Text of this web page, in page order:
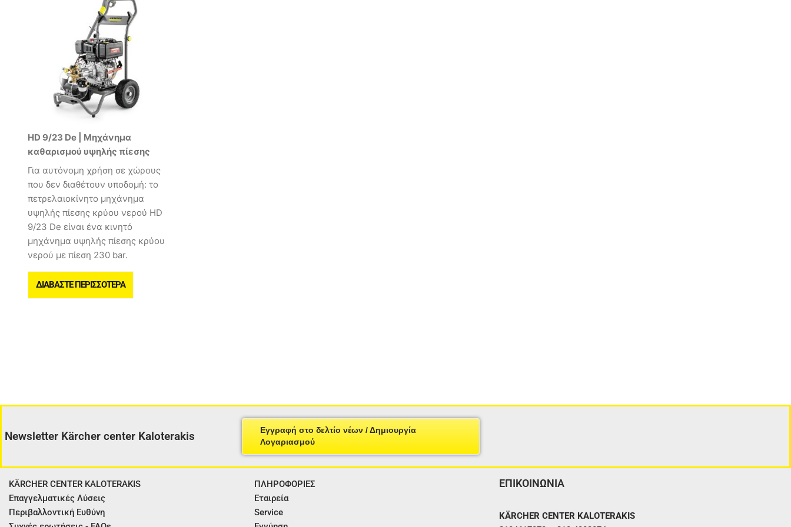
HD 9/23 De | Μηχάνημα
καθαρισμού υψηλής πίεσης
Για αυτόνομη χρήση σε χώρους
που δεν διαθέτουν υποδομή: το
πετρελαιοκίνητο μηχάνημα
υψηλής πίεσης κρύου νερού HD
9/23 De είναι ένα κινητό
μηχάνημα υψηλής πίεσης κρύου
νερού με πίεση 230 bar.
ΔΙΑΒΆΣΤΕ ΠΕΡΙΣΣΌΤΕΡΑ
Newsletter Kärcher center Kaloterakis
Εγγραφή στο δελτίο νέων / Δημιουργία
Λογαριασμού
KÄRCHER CENTER KALOTERAKIS
Επαγγελματικές Λύσεις
Περιβαλλοντική Ευθύνη
ΠΛΗΡΟΦΟΡΙΕΣ
Εταιρεία
Service
ΕΠΙΚΟΙΝΩΝΙΑ
KÄRCHER CENTER KALOTERAKIS